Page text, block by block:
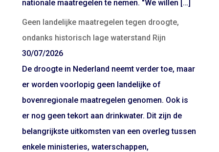
nationale maatregelen te nemen. "We willen […]
Geen landelijke maatregelen tegen droogte,
ondanks historisch lage waterstand Rijn
30/07/2026
De droogte in Nederland neemt verder toe, maar
er worden voorlopig geen landelijke of
bovenregionale maatregelen genomen. Ook is
er nog geen tekort aan drinkwater. Dit zijn de
belangrijkste uitkomsten van een overleg tussen
enkele ministeries, waterschappen,